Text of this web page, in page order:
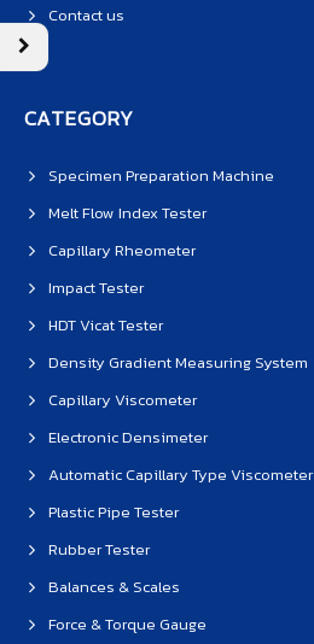
Contact us
CATEGORY
Specimen Preparation Machine
Melt Flow Index Tester
Capillary Rheometer
Impact Tester
HDT Vicat Tester
Density Gradient Measuring System
Capillary Viscometer
Electronic Densimeter
Automatic Capillary Type Viscometer
Plastic Pipe Tester
Rubber Tester
Balances & Scales
Force & Torque Gauge